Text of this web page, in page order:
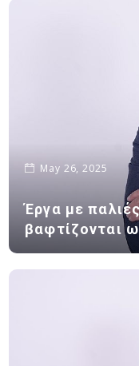
May 26, 2025
Έργα με
βαφτίζονται